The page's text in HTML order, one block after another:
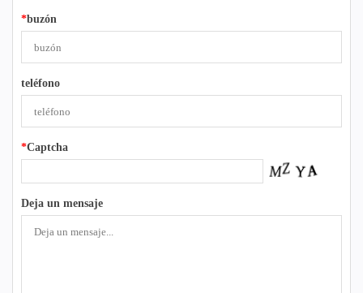
*buzón
teléfono
*Captcha
Deja un mensaje